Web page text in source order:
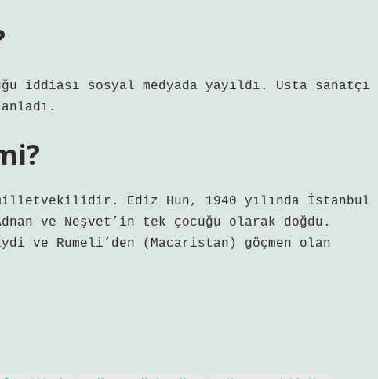
iddiası sosyal medyada yayıldı. Usta sanatçı
Ediz Hun, 1940 yılında İstanbul
ve Neşvet’in tek çocuğu olarak doğdu.
ve Rumeli’den (Macaristan) göçmen olan